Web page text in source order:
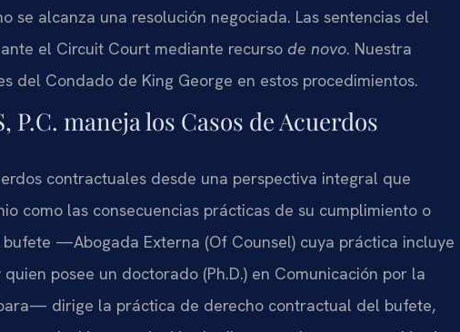
se alcanza una resolución negociada. Las sentencias del
el Circuit Court mediante recurso de novo. Nuestra
del Condado de King George en estos procedimientos.
P.C. maneja los Casos de Acuerdos
contractuales desde una perspectiva integral que
como las consecuencias prácticas de su cumplimiento o
—Abogada Externa (Of Counsel) cuya práctica incluye
posee un doctorado (Ph.D.) en Comunicación por la
dirige la práctica de derecho contractual del bufete,